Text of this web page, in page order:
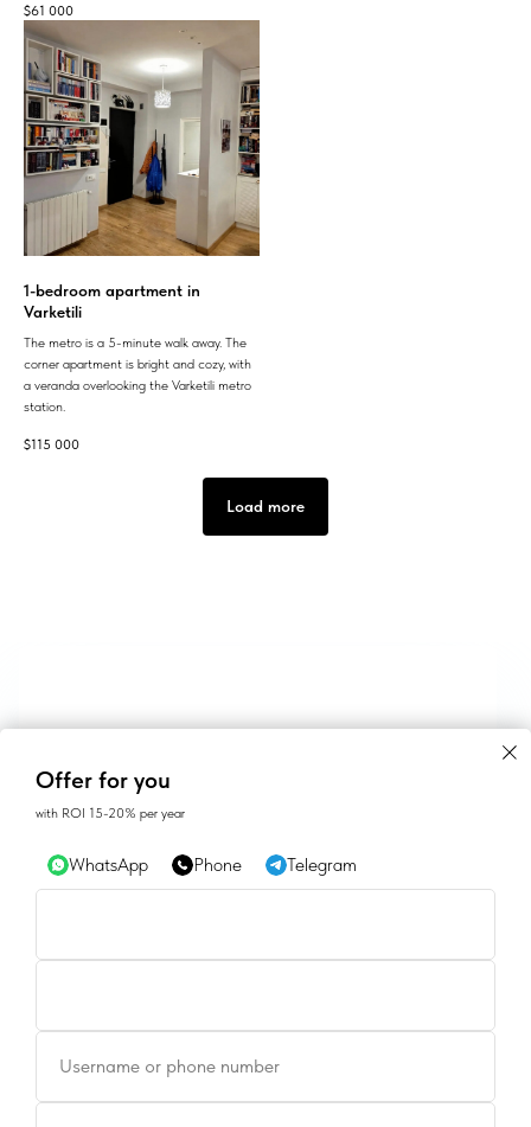
Offer for you
with ROI 15-20% per year
WhatsApp Phone Telegram
Username or phone number
$61 000
1-bedroom apartment in
Varketili
The metro is a 5-minute walk away. The
corner apartment is bright and cozy, with
a veranda overlooking the Varketili metro
station.
$115 000
Load more
SALES@GEAN.GE
+995 574162900